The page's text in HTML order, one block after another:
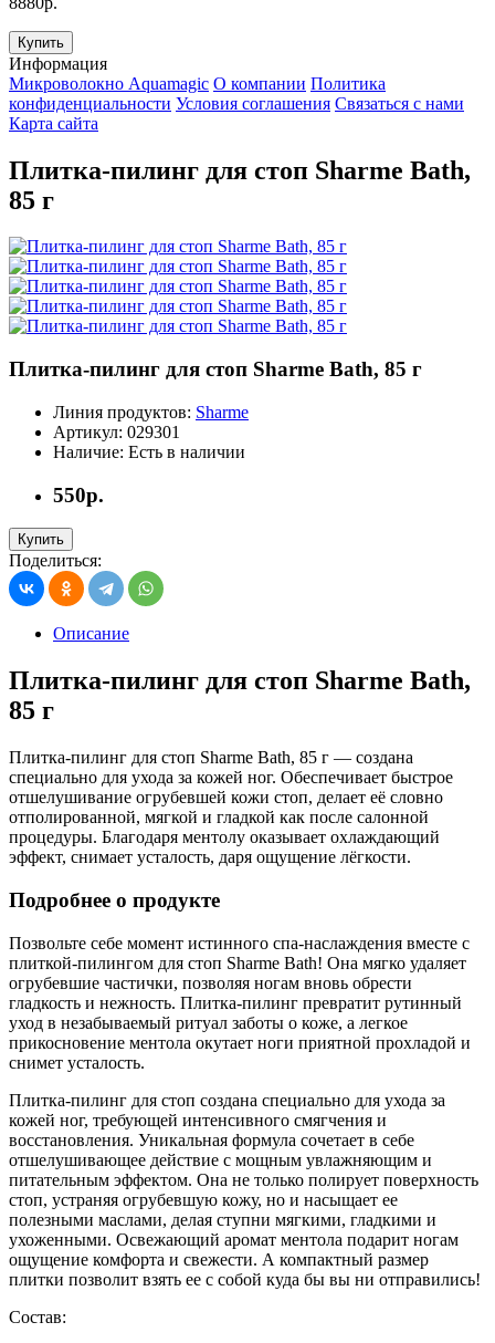
Купить
Информация
Микроволокно Aquamagic О компании Политика
конфиденциальности Условия соглашения Связаться с нами
Карта сайта
Плитка-пилинг для стоп Sharme Bath,
85 г
Плитка-пилинг для стоп Sharme Bath, 85 г
Линия продуктов: Sharme
Артикул: 029301
Наличие: Есть в наличии
550р.
Купить
Поделиться:
Описание
Плитка-пилинг для стоп Sharme Bath,
85 г
Плитка-пилинг для стоп Sharme Bath, 85 г — создана
специально для ухода за кожей ног. Обеспечивает быстрое
отшелушивание огрубевшей кожи стоп, делает её словно
отполированной, мягкой и гладкой как после салонной
процедуры. Благодаря ментолу оказывает охлаждающий
эффект, снимает усталость, даря ощущение лёгкости.
Подробнее о продукте
Позвольте себе момент истинного спа-наслаждения вместе с
плиткой-пилингом для стоп Sharme Bath! Она мягко удаляет
огрубевшие частички, позволяя ногам вновь обрести
гладкость и нежность. Плитка-пилинг превратит рутинный
уход в незабываемый ритуал заботы о коже, а легкое
прикосновение ментола окутает ноги приятной прохладой и
снимет усталость.
Плитка-пилинг для стоп создана специально для ухода за
кожей ног, требующей интенсивного смягчения и
восстановления. Уникальная формула сочетает в себе
отшелушивающее действие с мощным увлажняющим и
питательным эффектом. Она не только полирует поверхность
стоп, устраняя огрубевшую кожу, но и насыщает ее
полезными маслами, делая ступни мягкими, гладкими и
ухоженными. Освежающий аромат ментола подарит ногам
ощущение комфорта и свежести. А компактный размер
плитки позволит взять ее с собой куда бы вы ни отправились!
Состав: